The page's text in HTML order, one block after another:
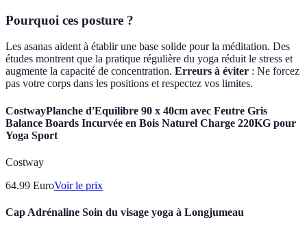
Pourquoi ces posture ?
Les asanas aident à établir une base solide pour la méditation. Des
études montrent que la pratique régulière du yoga réduit le stress et
augmente la capacité de concentration. Erreurs à éviter : Ne forcez
pas votre corps dans les positions et respectez vos limites.
CostwayPlanche d'Equilibre 90 x 40cm avec Feutre Gris
Balance Boards Incurvée en Bois Naturel Charge 220KG pour
Yoga Sport
Costway
64.99 EuroVoir le prix
Cap Adrénaline Soin du visage yoga à Longjumeau